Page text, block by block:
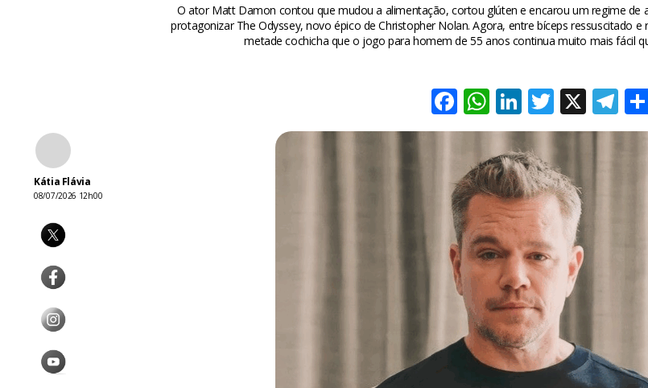
O ator Matt Damon contou que mudou a alimentação, cortou glúten e encarou um regime de
protagonizar The Odyssey, novo épico de Christopher Nolan. Agora, entre bíceps ressuscitado
metade cochicha que o jogo para homem de 55 anos continua muito mais fácil
Facebook
WhatsApp
LinkedIn
Twitter
X
Kátia Flávia
08/07/2026 12h00